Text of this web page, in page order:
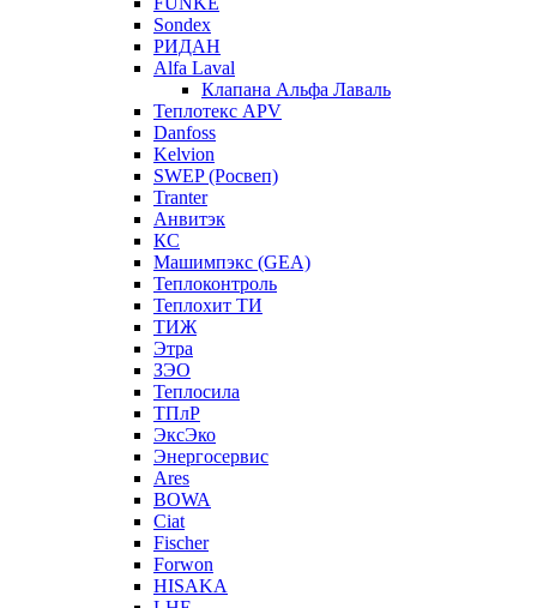
Sondex
РИДАН
Alfa Laval
Клапана Альфа Лаваль
Теплотекс APV
Danfoss
Kelvion
SWEP (Росвеп)
Tranter
Анвитэк
КС
Машимпэкс (GEA)
Теплоконтроль
Теплохит ТИ
ТИЖ
Этра
ЗЭО
Теплосила
ТПлР
ЭксЭко
Энергосервис
Ares
BOWA
Ciat
Fischer
Forwon
HISAKA